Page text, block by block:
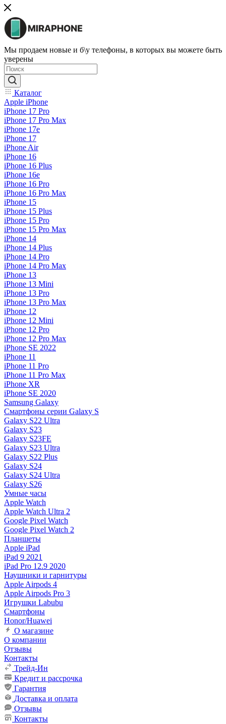
Мы продаем новые и б\у телефоны, в которых вы можете быть
уверены
Каталог
Apple iPhone
iPhone 17 Pro
iPhone 17 Pro Max
iPhone 17e
iPhone 17
iPhone Air
iPhone 16
iPhone 16 Plus
iPhone 16e
iPhone 16 Pro
iPhone 16 Pro Max
iPhone 15
iPhone 15 Plus
iPhone 15 Pro
iPhone 15 Pro Max
iPhone 14
iPhone 14 Plus
iPhone 14 Pro
iPhone 14 Pro Max
iPhone 13
iPhone 13 Mini
iPhone 13 Pro
iPhone 13 Pro Max
iPhone 12
iPhone 12 Mini
iPhone 12 Pro
iPhone 12 Pro Max
iPhone SE 2022
iPhone 11
iPhone 11 Pro
iPhone 11 Pro Max
iPhone XR
iPhone SE 2020
Samsung Galaxy
Смартфоны серии Galaxy S
Galaxy S22 Ultra
Galaxy S23
Galaxy S23FE
Galaxy S23 Ultra
Galaxy S22 Plus
Galaxy S24
Galaxy S24 Ultra
Galaxy S26
Умные часы
Apple Watch
Apple Watch Ultra 2
Google Pixel Watch
Google Pixel Watch 2
Планшеты
Apple iPad
iPad 9 2021
iPad Pro 12.9 2020
Наушники и гарнитуры
Apple Airpods 4
Apple Airpods Pro 3
Игрушки Labubu
Смартфоны
Honor/Huawei
О магазине
О компании
Отзывы
Контакты
Трейд-Ин
Кредит и рассрочка
Гарантия
Доставка и оплата
Отзывы
Контакты